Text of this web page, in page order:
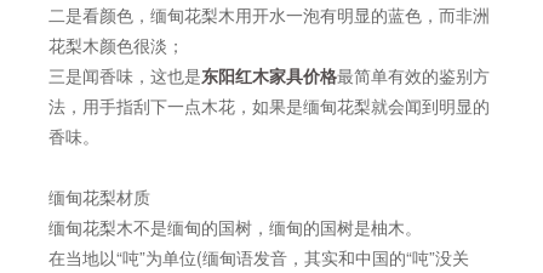
二是看颜色，缅甸花梨木用开水一泡有明显的蓝色，而非洲
花梨木颜色很淡；
三是闻香味，这也是东阳红木家具价格最简单有效的鉴别方
法，用手指刮下一点木花，如果是缅甸花梨就会闻到明显的
香味。
缅甸花梨材质
缅甸花梨木不是缅甸的国树，缅甸的国树是柚木。
在当地以“吨”为单位(缅甸语发音，其实和中国的“吨”没关